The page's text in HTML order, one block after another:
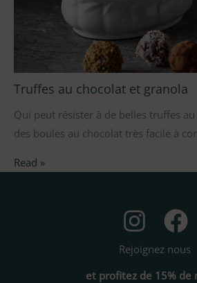
Truffes au chocolat et granola
Qui peut résister à de belles truffes au
des boules au chocolat très facile à
Read »
Rejoignez nous
et profitez de 15% de